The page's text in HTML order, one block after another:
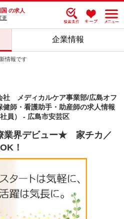
の求人
更
企業情報
情報です
社 メディカルケア事業部/広島オフ
健師・看護助手・助産師の求人情報
員） - 広島市安芸区
業界デビュー★ 家チカ／
！